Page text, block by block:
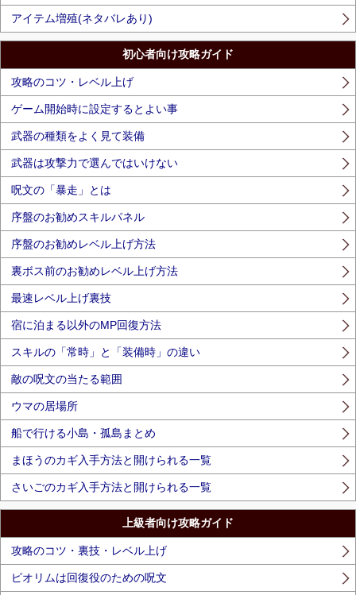
アイテム増殖(ネタバレあり)
初心者向け攻略ガイド
攻略のコツ・レベル上げ
ゲーム開始時に設定するとよい事
武器の種類をよく見て装備
武器は攻撃力で選んではいけない
呪文の「暴走」とは
序盤のお勧めスキルパネル
序盤のお勧めレベル上げ方法
裏ボス前のお勧めレベル上げ方法
最速レベル上げ裏技
宿に泊まる以外のMP回復方法
スキルの「常時」と「装備時」の違い
敵の呪文の当たる範囲
ウマの居場所
船で行ける小島・孤島まとめ
まほうのカギ入手方法と開けられる一覧
さいごのカギ入手方法と開けられる一覧
上級者向け攻略ガイド
攻略のコツ・裏技・レベル上げ
ピオリムは回復役のための呪文